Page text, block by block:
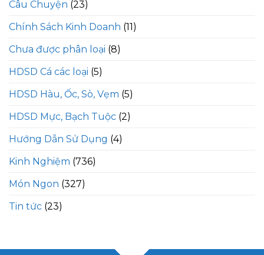
Câu Chuyện (23)
Chính Sách Kinh Doanh (11)
Chưa được phân loại (8)
HDSD Cá các loại (5)
HDSD Hàu, Ốc, Sò, Vẹm (5)
HDSD Mực, Bạch Tuộc (2)
Hướng Dẫn Sử Dụng (4)
Kinh Nghiệm (736)
Món Ngon (327)
Tin tức (23)